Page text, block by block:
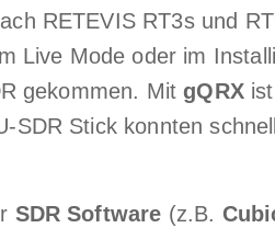
RETEVIS RT3s und
Live Mode oder im
gekommen. MitgQRXist
SDR Stick konnten
SDR Software (z.B.